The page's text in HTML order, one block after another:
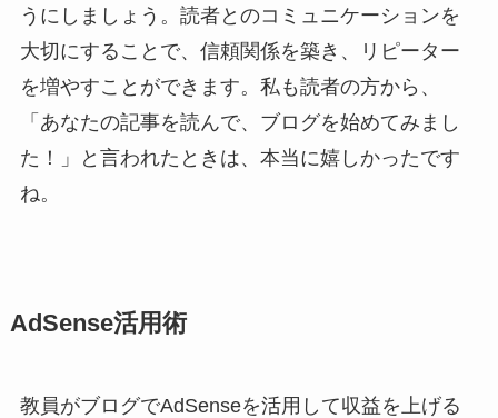
うにしましょう。読者とのコミュニケーションを
大切にすることで、信頼関係を築き、リピーター
を増やすことができます。私も読者の方から、
「あなたの記事を読んで、ブログを始めてみまし
た！」と言われたときは、本当に嬉しかったです
ね。
AdSense活用術
教員がブログでAdSenseを活用して収益を上げる